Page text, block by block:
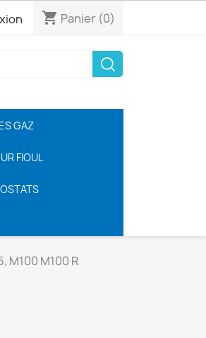
shopping_cart Panier (0)
GAZ
FIOUL
M100 M100 R